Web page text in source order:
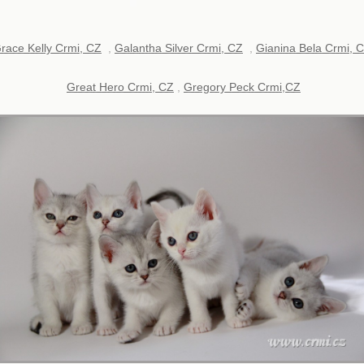
ace Kelly Crmi, CZ Galantha Silver Crmi, CZ Gianina Bela Crmi,
Great Hero Crmi, CZ Gregory Peck Crmi,CZ